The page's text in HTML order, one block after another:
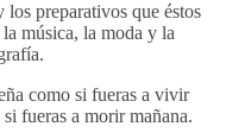
preparativos que éstos
música, la moda y la
como si fueras a vivir
fueras a morir mañana.